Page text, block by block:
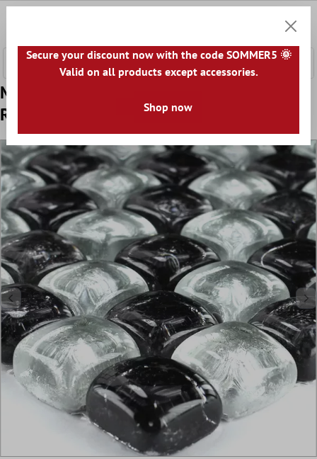
Model din Plăci De Mozaic Sticlă on the
Rocks Negru Argint
Secure your discount now with the code SOMMER5 🌞
Valid on all products except accessories.
Shop now